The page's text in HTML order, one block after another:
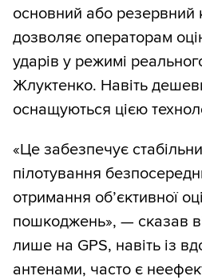
основний або резервний
дозволяє операторам
ударів у режимі
Жлуктенко. Навіть
оснащуються цією
«Це забезпечує
пілотування
отримання об’єктивної
пошкоджень», — сказав
лише на GPS, навіть із
антенами, часто є